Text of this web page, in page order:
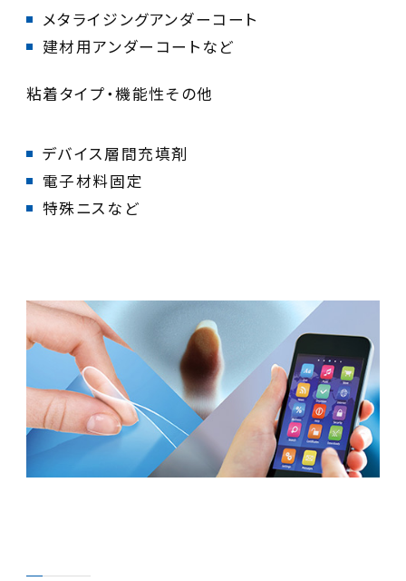
建材用アンダーコートなど
粘着タイプ・機能性その他
特殊ニスなど